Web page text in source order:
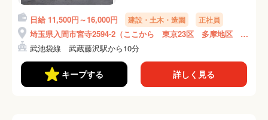
し、身分証なし、緊
急連絡先なしOKで
す◎
日給 11,500円～16,000円 建設・土木・造園 正社員
埼玉県入間市宮寺2594-2（ここから 東京23区 多摩地区 埼
玉県 神奈川県等の現場に向かいます）
武池袋線 武蔵藤沢駅から10分
キープする 詳しく見る